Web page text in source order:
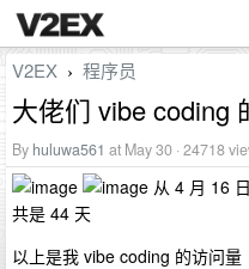
V2EX › 程序员
大佬们 vibe coding
By huluwa561 at May 30 · 24718
从 4 月 16
共是 44 天
以上是我 vibe coding 的访问量